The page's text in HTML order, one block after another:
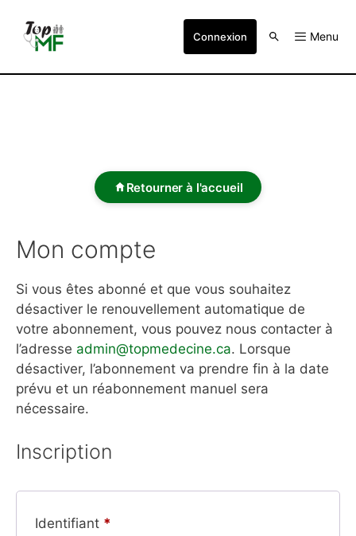
Connexion Menu
Retourner à l'accueil
Mon compte
Si vous êtes abonné et que vous souhaitez
désactiver le renouvellement automatique de
votre abonnement, vous pouvez nous contacter à
l’adresse admin@topmedecine.ca. Lorsque
désactiver, l’abonnement va prendre fin à la date
prévu et un réabonnement manuel sera
nécessaire.
Inscription
Identifiant *